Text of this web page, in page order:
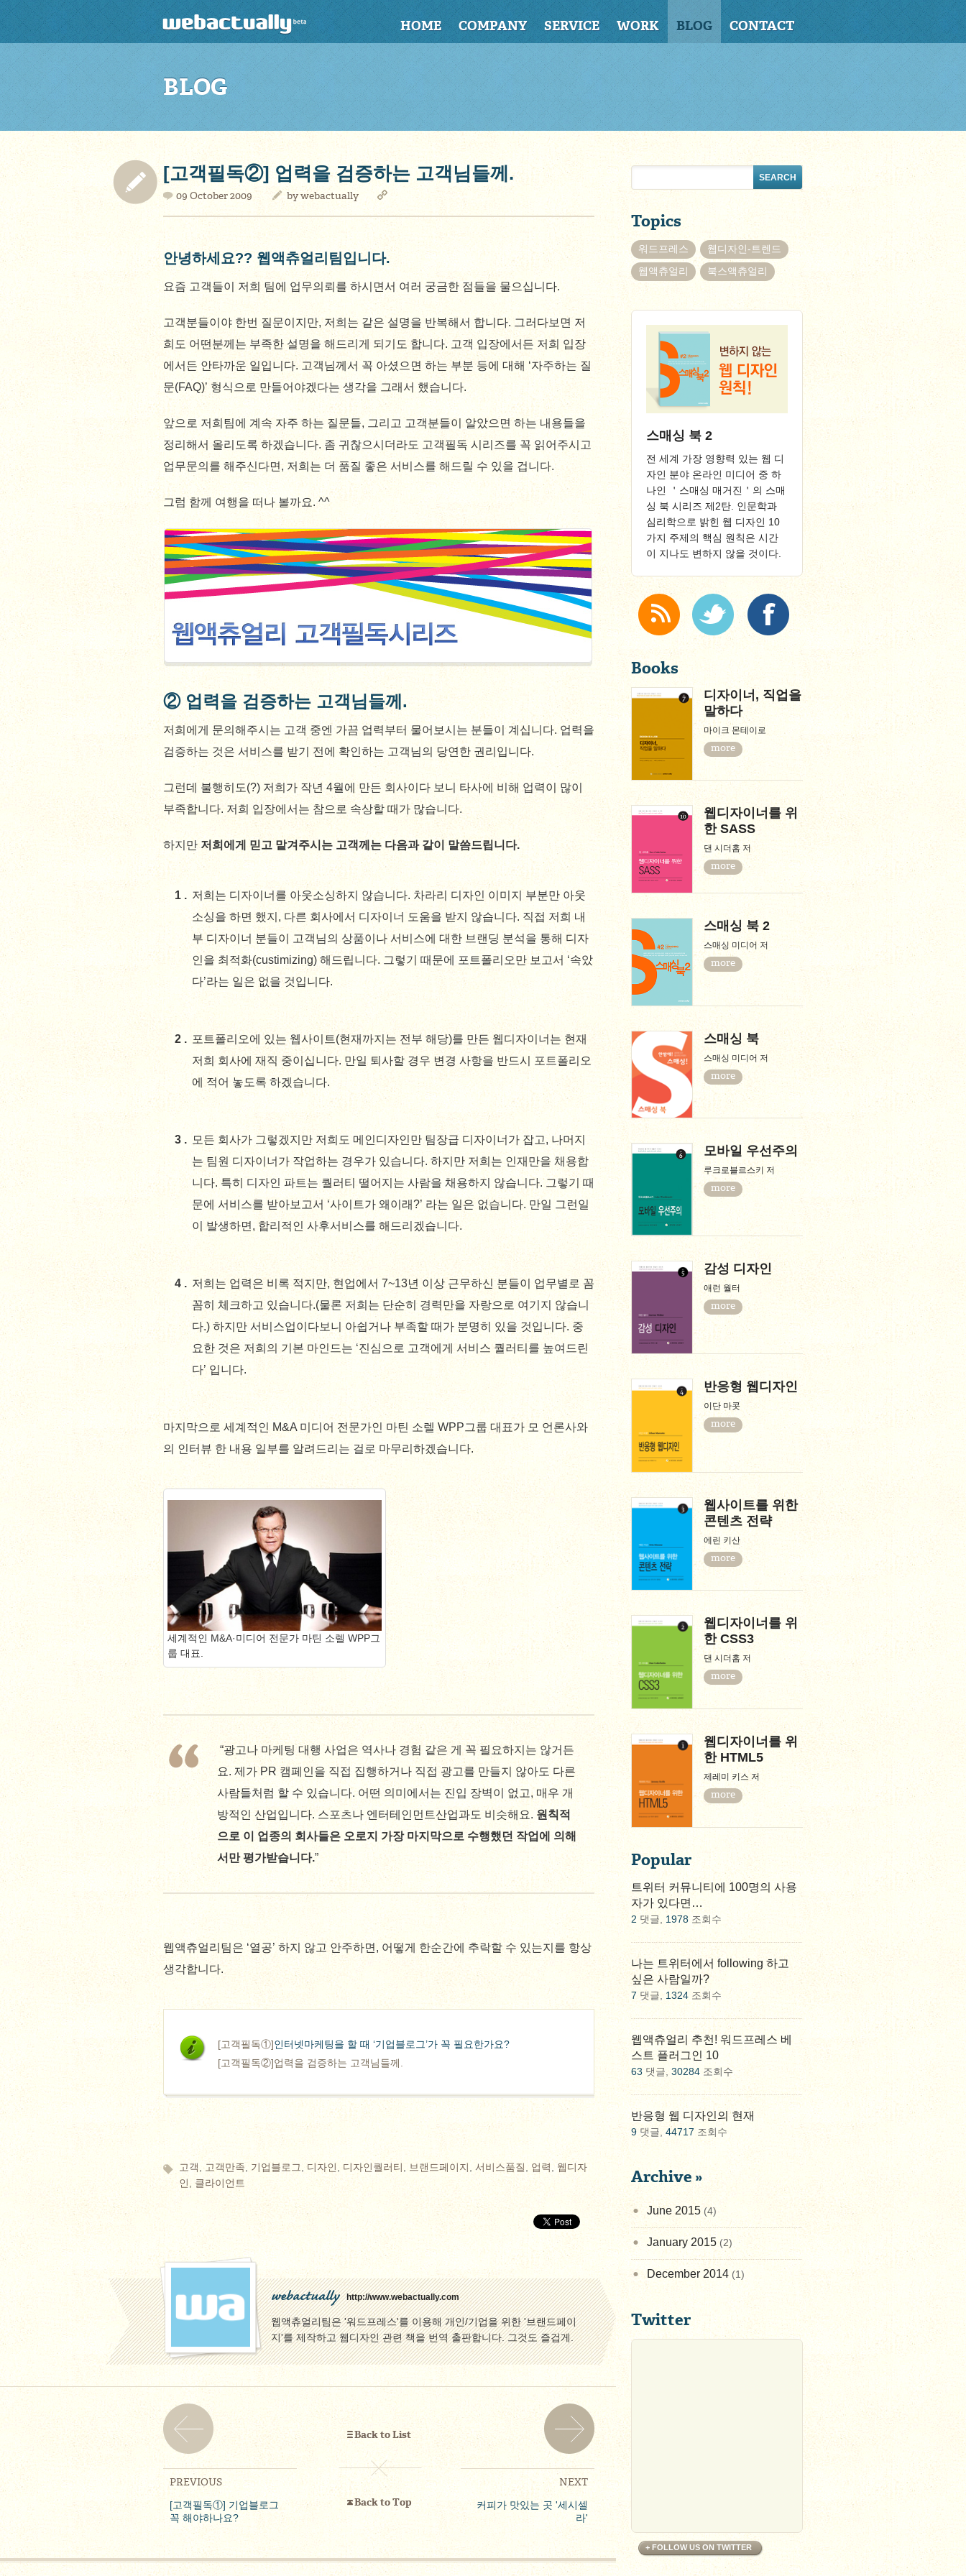
HOME COMPANY SERVICE WORK BLOG CONTACT
BLOG
[고객필독②] 업력을 검증하는 고객님들께.
09 October 2009 bywebactually
안녕하세요?? 웹액츄얼리팀입니다.
요즘 고객들이 저희 팀에 업무의뢰를 하시면서 여러 궁금한 점들을 물으십니다.
고객분들이야 한번 질문이지만, 저희는 같은 설명을 반복해서 합니다. 그러다보면 저
희도 어떤분께는 부족한 설명을 해드리게 되기도 합니다. 고객 입장에서든 저희 입장
에서든 안타까운 일입니다. 고객님께서 꼭 아셨으면 하는 부분 등에 대해 ‘자주하는 질
문(FAQ)’ 형식으로 만들어야겠다는 생각을 그래서 했습니다.
앞으로 저희팀에 계속 자주 하는 질문들, 그리고 고객분들이 알았으면 하는 내용들을
정리해서 올리도록 하겠습니다. 좀 귀찮으시더라도 고객필독 시리즈를 꼭 읽어주시고
업무문의를 해주신다면, 저희는 더 품질 좋은 서비스를 해드릴 수 있을 겁니다.
그럼 함께 여행을 떠나 볼까요. ^^
② 업력을 검증하는 고객님들께.
저희에게 문의해주시는 고객 중엔 가끔 업력부터 물어보시는 분들이 계십니다. 업력을
검증하는 것은 서비스를 받기 전에 확인하는 고객님의 당연한 권리입니다.
그런데 불행히도(?) 저희가 작년 4월에 만든 회사이다 보니 타사에 비해 업력이 많이
부족합니다. 저희 입장에서는 참으로 속상할 때가 많습니다.
하지만 저희에게 믿고 맡겨주시는 고객께는 다음과 같이 말씀드립니다.
저희는 디자이너를 아웃소싱하지 않습니다. 차라리 디자인 이미지 부분만 아웃
소싱을 하면 했지, 다른 회사에서 디자이너 도움을 받지 않습니다. 직접 저희 내
부 디자이너 분들이 고객님의 상품이나 서비스에 대한 브랜딩 분석을 통해 디자
인을 최적화(custimizing) 해드립니다. 그렇기 때문에 포트폴리오만 보고서 ‘속았
다’라는 일은 없을 것입니다.
포트폴리오에 있는 웹사이트(현재까지는 전부 해당)를 만든 웹디자이너는 현재
저희 회사에 재직 중이십니다. 만일 퇴사할 경우 변경 사항을 반드시 포트폴리오
에 적어 놓도록 하겠습니다.
모든 회사가 그렇겠지만 저희도 메인디자인만 팀장급 디자이너가 잡고, 나머지
는 팀원 디자이너가 작업하는 경우가 있습니다. 하지만 저희는 인재만을 채용합
니다. 특히 디자인 파트는 퀄러티 떨어지는 사람을 채용하지 않습니다. 그렇기 때
문에 서비스를 받아보고서 ‘사이트가 왜이래?’ 라는 일은 없습니다. 만일 그런일
이 발생하면, 합리적인 사후서비스를 해드리겠습니다.
저희는 업력은 비록 적지만, 현업에서 7~13년 이상 근무하신 분들이 업무별로 꼼
꼼히 체크하고 있습니다.(물론 저희는 단순히 경력만을 자랑으로 여기지 않습니
다.) 하지만 서비스업이다보니 아쉽거나 부족할 때가 분명히 있을 것입니다. 중
요한 것은 저희의 기본 마인드는 ‘진심으로 고객에게 서비스 퀄러티를 높여드린
다’ 입니다.
마지막으로 세계적인 M&A 미디어 전문가인 마틴 소렐 WPP그룹 대표가 모 언론사와
의 인터뷰 한 내용 일부를 알려드리는 걸로 마무리하겠습니다.
세계적인 M&A·미디어 전문가 마틴 소렐 WPP그
룹 대표.
“광고나 마케팅 대행 사업은 역사나 경험 같은 게 꼭 필요하지는 않거든
요. 제가 PR 캠페인을 직접 집행하거나 직접 광고를 만들지 않아도 다른
사람들처럼 할 수 있습니다. 어떤 의미에서는 진입 장벽이 없고, 매우 개
방적인 산업입니다. 스포츠나 엔터테인먼트산업과도 비슷해요. 원칙적
으로 이 업종의 회사들은 오로지 가장 마지막으로 수행했던 작업에 의해
서만 평가받습니다.”
웹액츄얼리팀은 ‘열공’ 하지 않고 안주하면, 어떻게 한순간에 추락할 수 있는지를 항상
생각합니다.
[고객필독①]인터넷마케팅을 할 때 ‘기업블로그’가 꼭 필요한가요?
[고객필독②]업력을 검증하는 고객님들께.
고객,고객만족, 기업블로그,디자인, 디자인퀄러티, 브랜드페이지, 서비스품질, 업력, 웹디자
인, 클라이언트
webactually http://www.webactually.com
웹액츄얼리팀은 '워드프레스'를 이용해 개인/기업을 위한 '브랜드페이
지'를 제작하고 웹디자인 관련 책을 번역 출판합니다. 그것도 즐겁게.
PREVIOUS
[고객필독①] 기업블로그
꼭 해야하나요?
NEXT
커피가 맛있는 곳 '세시셀
라'
Back to List
Back to Top
Topics
워드프레스
웹디자인-트렌드
웹액츄얼리
북스액츄얼리
스매싱 북 2
전 세계 가장 영향력 있는 웹 디
자인 분야 온라인 미디어 중 하
나인 ＇스매싱 매거진＇의 스매
싱 북 시리즈 제2탄. 인문학과
심리학으로 밝힌 웹 디자인 10
가지 주제의 핵심 원칙은 시간
이 지나도 변하지 않을 것이다.
Books
디자이너, 직업을
말하다
마이크 몬테이로
more
웹디자이너를 위
한 SASS
댄 시더홈 저
more
스매싱 북 2
스매싱 미디어 저
more
스매싱 북
스매싱 미디어 저
more
모바일 우선주의
루크로블르스키 저
more
감성 디자인
애런 월터
more
반응형 웹디자인
이단 마콧
more
웹사이트를 위한
콘텐츠 전략
에린 키산
more
웹디자이너를 위
한 CSS3
댄 시더홈 저
more
웹디자이너를 위
한 HTML5
제레미 키스 저
more
Popular
트위터 커뮤니티에 100명의 사용
자가 있다면…
2 댓글, 1978 조회수
나는 트위터에서 following 하고
싶은 사람일까?
7댓글, 1324 조회수
웹액츄얼리 추천! 워드프레스 베
스트 플러그인 10
63 댓글, 30284 조회수
반응형 웹 디자인의 현재
9 댓글, 44717 조회수
Archive »
June 2015 (4)
January 2015 (2)
December 2014 (1)
Twitter
+ FOLLOW US ON TWITTER